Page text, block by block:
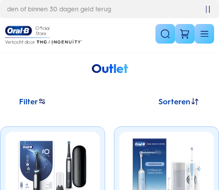
Outlet
Filter Sorteren